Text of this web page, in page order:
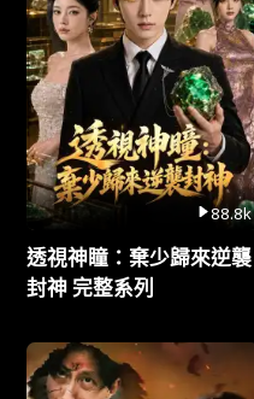
88.8k
透視神瞳：棄少歸來逆襲
封神 完整系列